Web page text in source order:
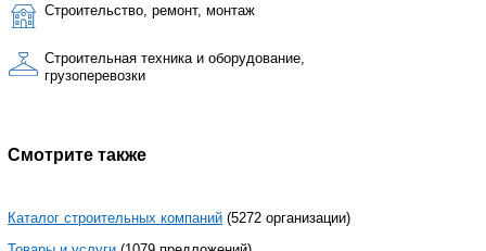
Строительство, ремонт, монтаж
Строительная техника и оборудование,
грузоперевозки
Смотрите также
Каталог строительных компаний (5272 организации)